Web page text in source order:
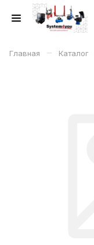
Главная – Каталог